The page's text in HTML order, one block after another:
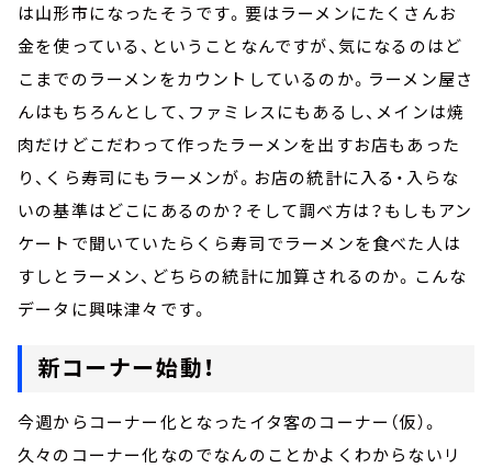
は山形市になったそうです。要はラーメンにたくさんお
金を使っている、ということなんですが、気になるのはど
こまでのラーメンをカウントしているのか。ラーメン屋さ
んはもちろんとして、ファミレスにもあるし、メインは焼
肉だけどこだわって作ったラーメンを出すお店もあった
り、くら寿司にもラーメンが。お店の統計に入る・入らな
いの基準はどこにあるのか？そして調べ方は？もしもアン
ケートで聞いていたらくら寿司でラーメンを食べた人は
すしとラーメン、どちらの統計に加算されるのか。こんな
データに興味津々です。
新コーナー始動！
今週からコーナー化となったイタ客のコーナー（仮）。
久々のコーナー化なのでなんのことかよくわからないリ